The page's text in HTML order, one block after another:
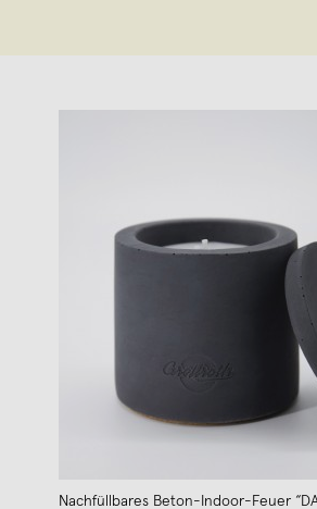
Nachfüllbares Beton-Indoor-Feuer